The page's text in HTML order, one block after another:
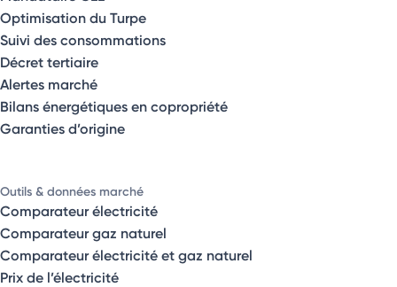
Optimisation du Turpe
Suivi des consommations
Décret tertiaire
Alertes marché
Bilans énergétiques en copropriété
Garanties d’origine
Outils & données marché
Comparateur électricité
Comparateur gaz naturel
Comparateur électricité et gaz naturel
Prix de l’électricité